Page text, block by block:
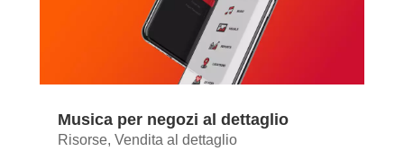
Musica per negozi al dettaglio
Risorse, Vendita al dettaglio